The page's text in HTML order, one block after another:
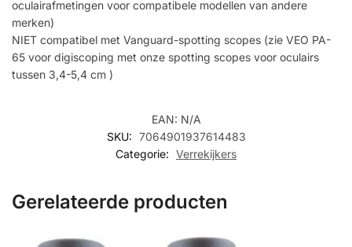
oculairafmetingen voor compatibele modellen van andere
merken)
NIET compatibel met Vanguard-spotting scopes (zie VEO PA-
65 voor digiscoping met onze spotting scopes voor oculairs
tussen 3,4-5,4 cm )
EAN: N/A
SKU: 7064901937614483
Categorie: Verrekijkers
Gerelateerde producten